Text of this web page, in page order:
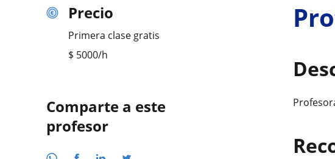
Precio
Primera clase gratis
$ 5000/h
Comparte a este
profesor